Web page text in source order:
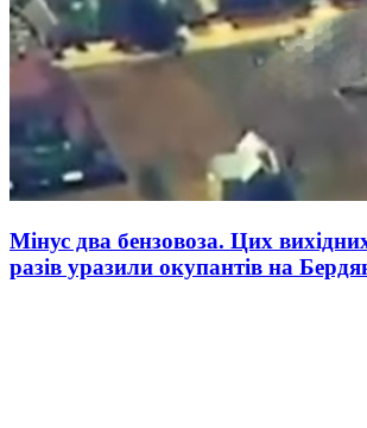
Мінус два бензовоза. Цих
разів уразили окупантів на